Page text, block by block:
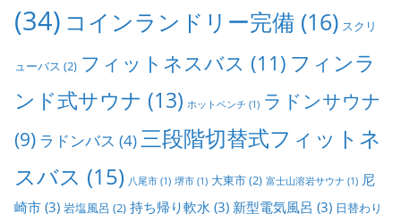
(34) コインランドリー完備 (16) スクリ
ューバス (2) フィットネスバス (11) フィンラ
ンド式サウナ (13) ホットベンチ (1) ラドンサウナ
(9) ラドンバス (4)三段階切替式フィットネ
スバス (15) 八尾市 (1) 堺市 (1) 大東市(2) 富士山溶岩サウナ (1) 尼
崎市 (3) 岩塩風呂 (2) 持ち帰り軟水 (3) 新型電気風呂 (3) 日替わり